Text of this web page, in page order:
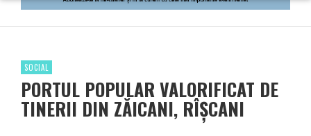
SOCIAL
PORTUL POPULAR VALORIFICAT DE
TINERII DIN ZĂICANI, RÎȘCANI